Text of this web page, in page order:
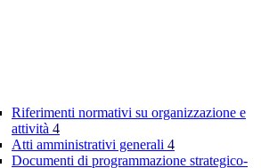
Riferimenti normativi su organizzazione e
attività 4
Atti amministrativi generali 4
Documenti di programmazione strategico-